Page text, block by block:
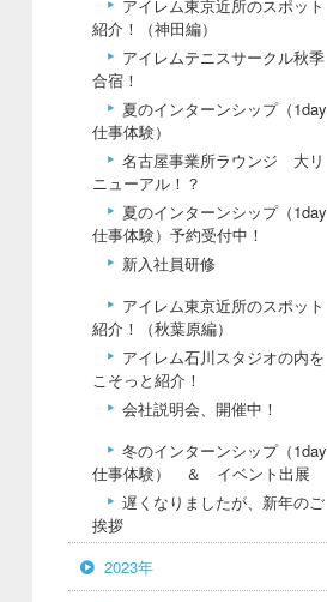
アイレム東京近所のスポット
紹介！（神田編）
アイレムテニスサークル秋季
合宿！
夏のインターンシップ（1day
仕事体験）
名古屋事業所ラウンジ 大リ
ニューアル！？
夏のインターンシップ（1day
仕事体験）予約受付中！
新入社員研修
アイレム東京近所のスポット
紹介！（秋葉原編）
アイレム石川スタジオの内を
こそっと紹介！
会社説明会、開催中！
冬のインターンシップ（1day
仕事体験） ＆ イベント出展
遅くなりましたが、新年のご
挨拶
2023年